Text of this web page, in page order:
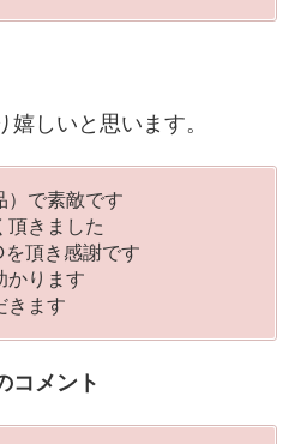
しいと思います。
）で素敵です
頂きました
頂き感謝です
かります
きます
コメント